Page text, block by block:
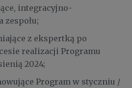
integracyjno-
zespołu;
z ekspertką po
realizacji Programu
2024;
Program w styczniu /